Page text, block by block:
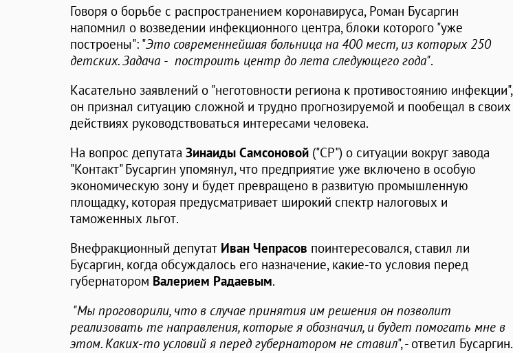
Говоря о борьбе с распространением коронавируса, Роман Бусаргин
напомнил о возведении инфекционного центра, блоки которого "уже
построены": "Это современнейшая больница на 400 мест, из которых 250
детских. Задача - построить центр до лета следующего года".
Касательно заявлений о "неготовности региона к противостоянию инфекции",
он признал ситуацию сложной и трудно прогнозируемой и пообещал в своих
действиях руководствоваться интересами человека.
На вопрос депутата Зинаиды Самсоновой ("СР") о ситуации вокруг завода
"Контакт" Бусаргин упомянул, что предприятие уже включено в особую
экономическую зону и будет превращено в развитую промышленную
площадку, которая предусматривает широкий спектр налоговых и
таможенных льгот.
Внефракционный депутат Иван Чепрасов поинтересовался, ставил ли
Бусаргин, когда обсуждалось его назначение, какие-то условия перед
губернатором Валерием Радаевым.
"Мы проговорили, что в случае принятия им решения он позволит
реализовать те направления, которые я обозначил, и будет помогать мне в
этом. Каких-то условий я перед губернатором не ставил", - ответил Бусаргин.